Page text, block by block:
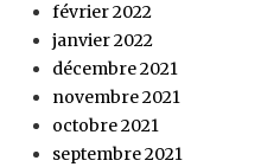
février 2022
janvier 2022
décembre 2021
novembre 2021
octobre 2021
septembre 2021